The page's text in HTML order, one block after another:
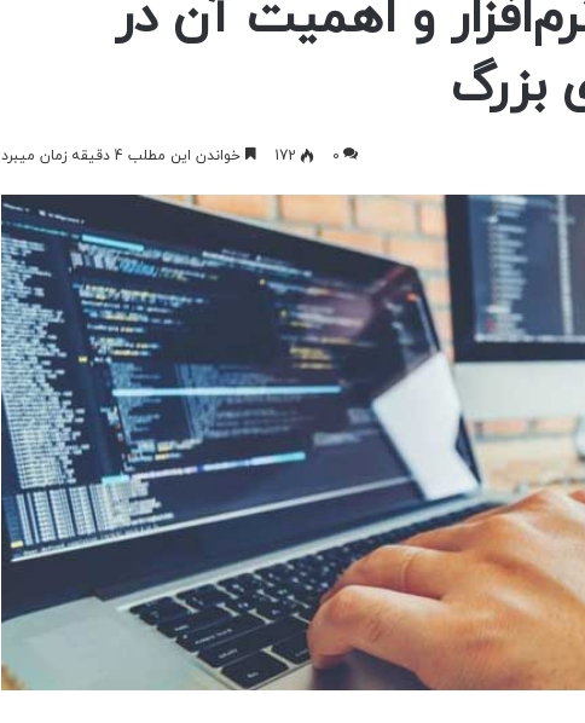
و اهمیت آن در
بزرگ
0
172 خواندن این مطلب 4 دقیقه زمان میبرد